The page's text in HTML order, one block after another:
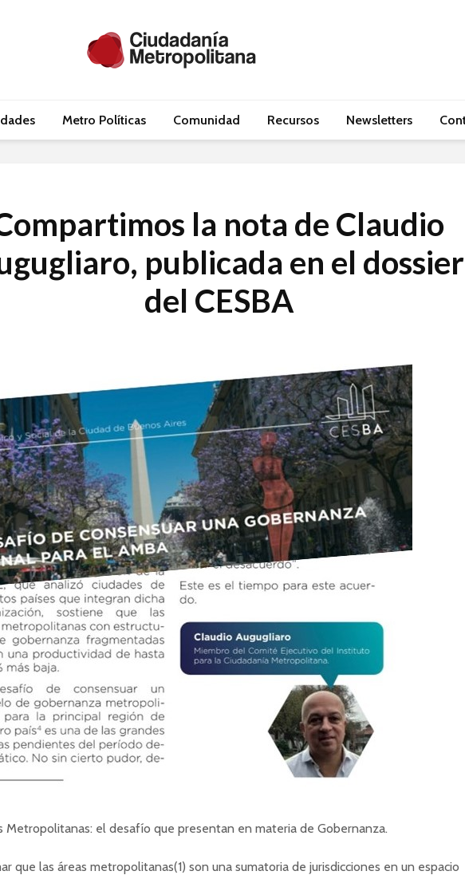
Metro Políticas Comunidad Recursos Newsletters
la nota de Claudio
publicada en el dossier
del CESBA
Metropolitanas: el desafío que presentan en materia de Gobernanza.
que las áreas metropolitanas(1) son una sumatoria de jurisdicciones en un espacio